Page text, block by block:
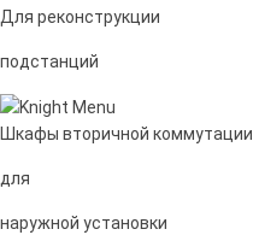
Для реконструкции
подстанций
Шкафы вторичной коммутации
для
наружной установки